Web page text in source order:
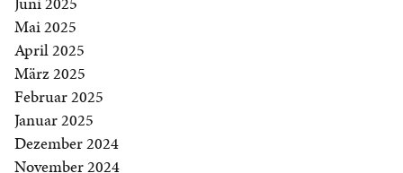
Mai 2025
April 2025
März 2025
Februar 2025
Januar 2025
Dezember 2024
November 2024